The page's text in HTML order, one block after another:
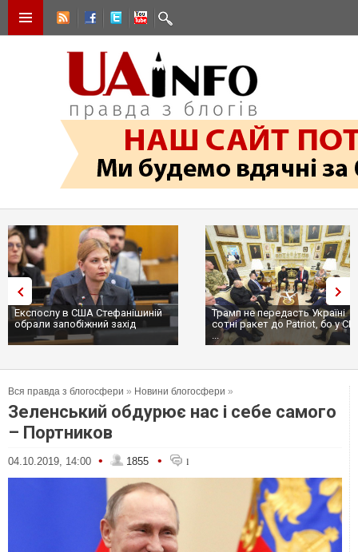
Експослу в США Стефанішиній
обрали запобіжний захід
Трамп не передасть Україні
сотні ракет до Patriot, бо у
...
Вся правда з блогосфери » Новини блогосфери »
Зеленський обдурює нас і себе самого
– Портников
04.10.2019, 14:00 • 1855 • 1